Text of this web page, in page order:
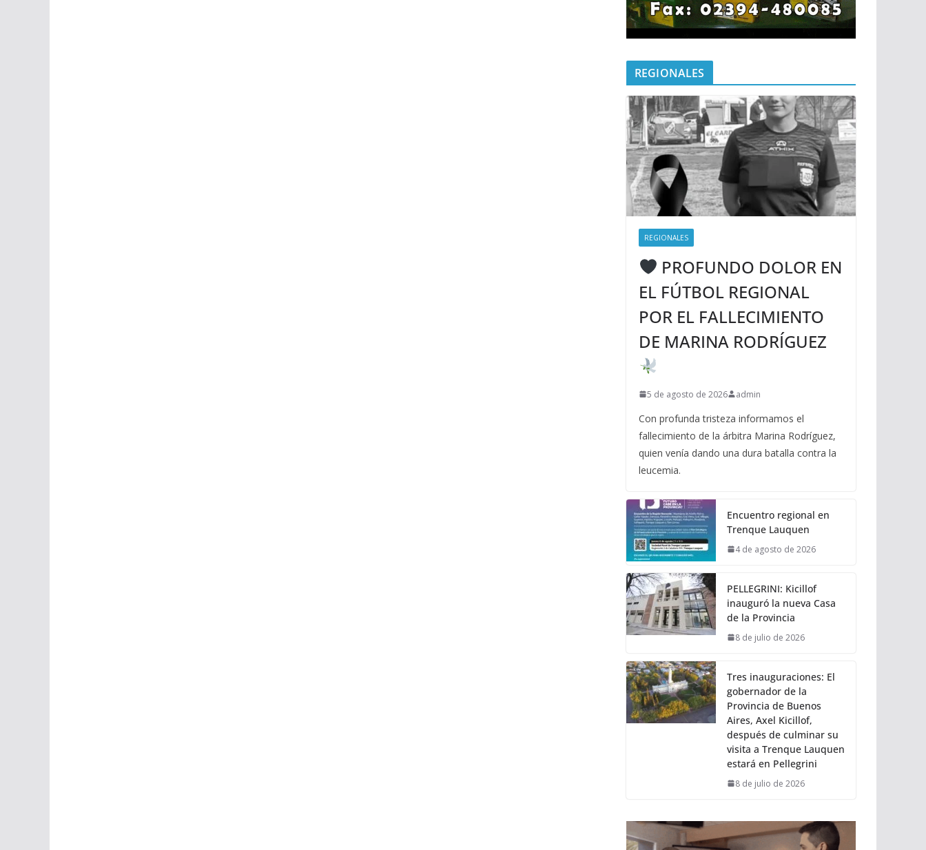
REGIONALES
REGIONALES
PROFUNDO DOLOR EN
EL FÚTBOL REGIONAL
POR EL FALLECIMIENTO
DE MARINA RODRÍGUEZ
5 de agosto de 2026 admin
Con profunda tristeza informamos el
fallecimiento de la árbitra Marina Rodríguez,
quien venía dando una dura batalla contra la
leucemia.
Encuentro regional en
Trenque Lauquen
4 de agosto de 2026
PELLEGRINI: Kicillof
inauguró la nueva Casa
de la Provincia
8 de julio de 2026
Tres inauguraciones: El
gobernador de la
Provincia de Buenos
Aires, Axel Kicillof,
después de culminar su
visita a Trenque Lauquen
estará en Pellegrini
8 de julio de 2026